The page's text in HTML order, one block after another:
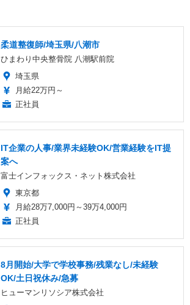
柔道整復師/埼玉県/八潮市
ひまわり中央整骨院 八潮駅前院
埼玉県
月給22万円～
正社員
IT企業の人事/業界未経験OK/営業経験をIT提
案へ
富士インフォックス・ネット株式会社
東京都
月給28万7,000円～39万4,000円
正社員
8月開始/大学で学校事務/残業なし/未経験
OK/土日祝休み/急募
ヒューマンリソシア株式会社